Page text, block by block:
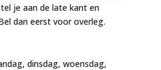
je aan de late kant en
dan eerst voor overleg.
dinsdag, woensdag,